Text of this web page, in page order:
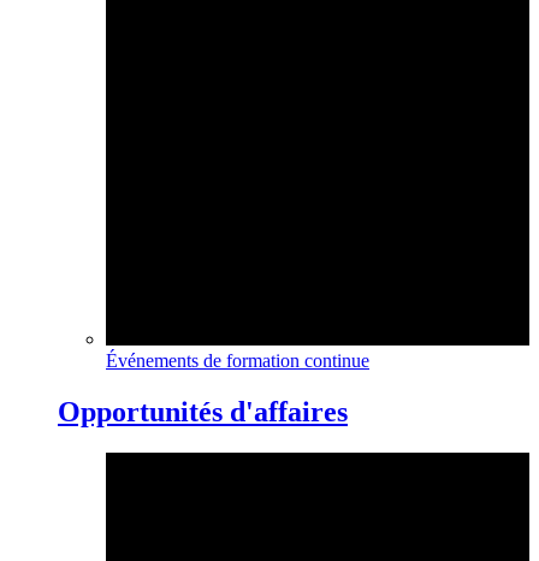
Événements de formation continue
Opportunités d'affaires